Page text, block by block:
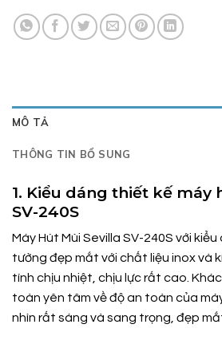
MÔ TẢ
THÔNG TIN BỔ SUNG
1. Kiểu dáng thiết kế máy
SV-240S
Máy Hút Mùi Sevilla SV-240S với
tường đẹp mắt với chất liệu inox và
tính chịu nhiệt, chịu lực rất cao.
toàn yên tâm về độ an toàn của
nhìn rất sáng và sang trọng, đẹp